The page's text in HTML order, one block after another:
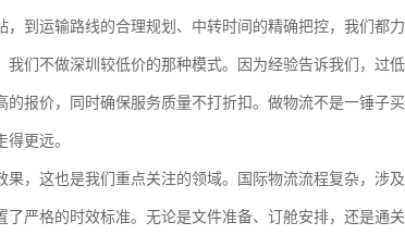
，到运输路线的合理规划、中转时间的精确把控，我们都力
我们不做深圳较低价的那种模式。因为经验告诉我们，过
的报价，同时确保服务质量不打折扣。做物流不是一锤子
得更远。
果，这也是我们重点关注的领域。国际物流流程复杂，涉
了严格的时效标准。无论是文件准备、订舱安排，还是通